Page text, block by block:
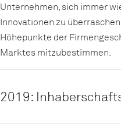
Unternehmen, sich immer
Innovationen zu
Höhepunkte der
Marktes mitzubestimmen.
2019: